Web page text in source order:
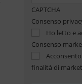
CAPTCHA
Consenso
Ho letto e
Consenso
finalità di